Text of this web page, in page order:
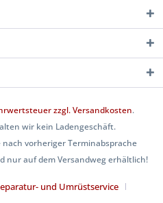
zzgl.Versandkosten.
wir kein Ladengeschäft.
vorheriger Terminabsprache
nur auf dem Versandweg erhältlich!
und Umrüstservice